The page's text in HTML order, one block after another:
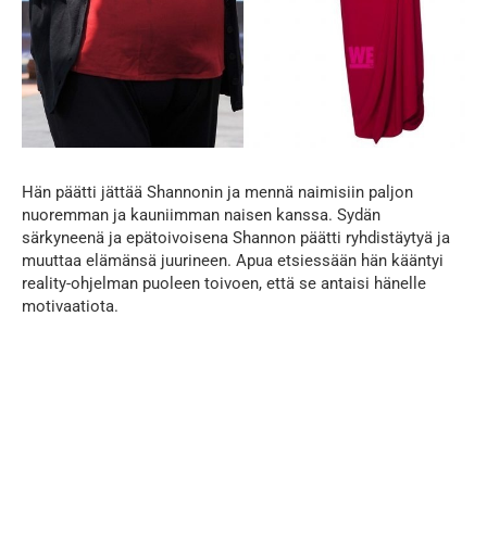
Hän päätti jättää Shannonin ja mennä naimisiin paljon
nuoremman ja kauniimman naisen kanssa. Sydän
särkyneenä ja epätoivoisena Shannon päätti ryhdistäytyä ja
muuttaa elämänsä juurineen. Apua etsiessään hän kääntyi
reality-ohjelman puoleen toivoen, että se antaisi hänelle
motivaatiota.